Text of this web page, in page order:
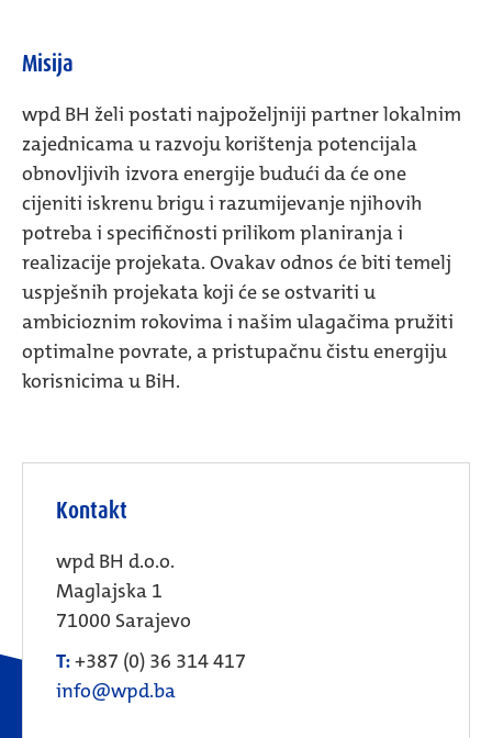
Misija
wpd BH želi postati najpoželjniji partner lokalnim
zajednicama u razvoju korištenja potencijala
obnovljivih izvora energije budući da će one
cijeniti iskrenu brigu i razumijevanje njihovih
potreba i specifičnosti prilikom planiranja i
realizacije projekata. Ovakav odnos će biti temelj
uspješnih projekata koji će se ostvariti u
ambicioznim rokovima i našim ulagačima pružiti
optimalne povrate, a pristupačnu čistu energiju
korisnicima u BiH.
Kontakt
wpd BH d.o.o.
Maglajska 1
71000 Sarajevo
T:+387 (0) 36 314 417
info@wpd.ba